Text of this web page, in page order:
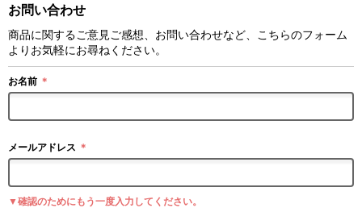
お問い合わせ
商品に関するご意見ご感想、お問い合わせなど、こちらのフォーム
よりお気軽にお尋ねください。
お名前 ＊
メールアドレス ＊
▼確認のためにもう一度入力してください。